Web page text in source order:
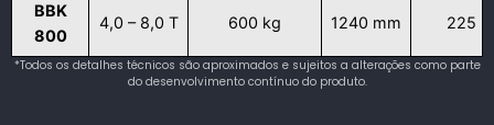
BBK
800
4,0 – 8,0 T 600 kg 1240 mm 225 L
*Todos os detalhes técnicos são aproximados e sujeitos a alterações como parte
do desenvolvimento contínuo do produto.